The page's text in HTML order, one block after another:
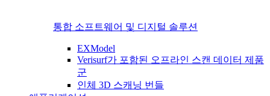
통합 소프트웨어 및 디지털 솔루션
EXModel
Verisurf가 포함된 오프라인 스캔 데이터 제품
군
인체 3D 스캐닝 번들